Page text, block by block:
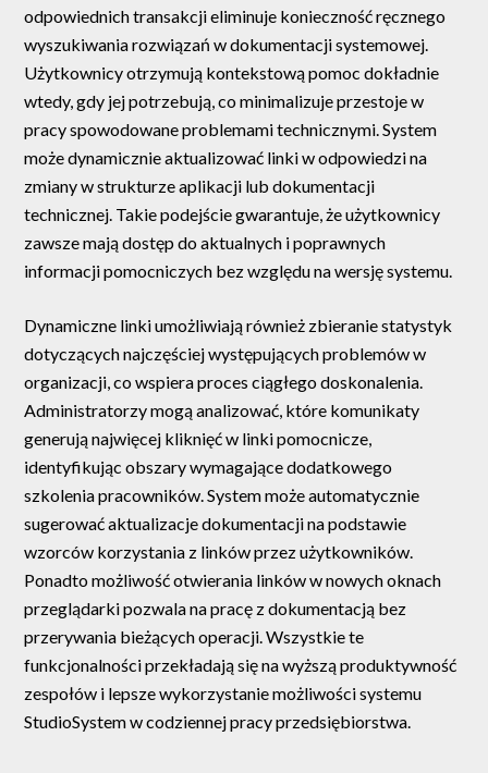
odpowiednich transakcji eliminuje konieczność ręcznego
wyszukiwania rozwiązań w dokumentacji systemowej.
Użytkownicy otrzymują kontekstową pomoc dokładnie
wtedy, gdy jej potrzebują, co minimalizuje przestoje w
pracy spowodowane problemami technicznymi. System
może dynamicznie aktualizować linki w odpowiedzi na
zmiany w strukturze aplikacji lub dokumentacji
technicznej. Takie podejście gwarantuje, że użytkownicy
zawsze mają dostęp do aktualnych i poprawnych
informacji pomocniczych bez względu na wersję systemu.
Dynamiczne linki umożliwiają również zbieranie statystyk
dotyczących najczęściej występujących problemów w
organizacji, co wspiera proces ciągłego doskonalenia.
Administratorzy mogą analizować, które komunikaty
generują najwięcej kliknięć w linki pomocnicze,
identyfikując obszary wymagające dodatkowego
szkolenia pracowników. System może automatycznie
sugerować aktualizacje dokumentacji na podstawie
wzorców korzystania z linków przez użytkowników.
Ponadto możliwość otwierania linków w nowych oknach
przeglądarki pozwala na pracę z dokumentacją bez
przerywania bieżących operacji. Wszystkie te
funkcjonalności przekładają się na wyższą produktywność
zespołów i lepsze wykorzystanie możliwości systemu
StudioSystem w codziennej pracy przedsiębiorstwa.